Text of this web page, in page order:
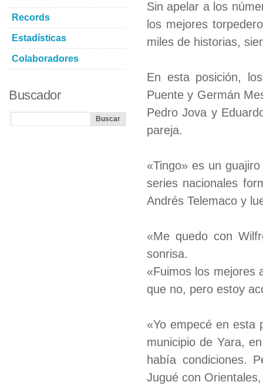
Sin apelar a los
los mejores
miles de historias,
En esta posición,
Puente y Germán
Pedro Jova y
pareja.
«Tingo» es un
series nacionales
Andrés Telemaco y
«Me quedo con
sonrisa.
«Fuimos los mejores
que no, pero estoy
«Yo empecé en esta
municipio de Yara,
había condiciones.
Jugué con
Records
Estadísticas
Colaboradores
Buscador